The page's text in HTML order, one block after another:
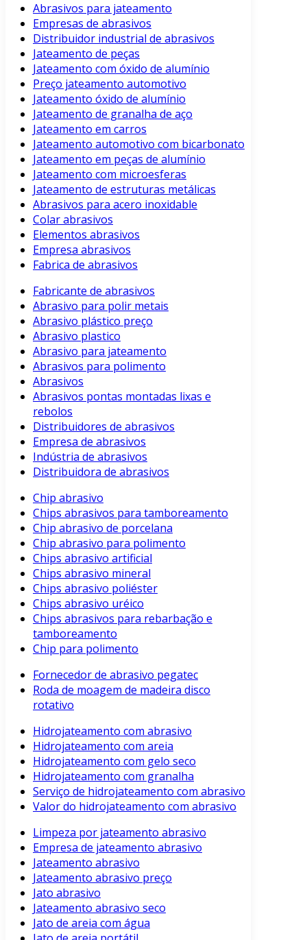
Abrasivos para jateamento
Empresas de abrasivos
Distribuidor industrial de abrasivos
Jateamento de peças
Jateamento com óxido de alumínio
Preço jateamento automotivo
Jateamento óxido de alumínio
Jateamento de granalha de aço
Jateamento em carros
Jateamento automotivo com bicarbonato
Jateamento em peças de alumínio
Jateamento com microesferas
Jateamento de estruturas metálicas
Abrasivos para acero inoxidable
Colar abrasivos
Elementos abrasivos
Empresa abrasivos
Fabrica de abrasivos
Fabricante de abrasivos
Abrasivo para polir metais
Abrasivo plástico preço
Abrasivo plastico
Abrasivo para jateamento
Abrasivos para polimento
Abrasivos
Abrasivos pontas montadas lixas e
rebolos
Distribuidores de abrasivos
Empresa de abrasivos
Indústria de abrasivos
Distribuidora de abrasivos
Chip abrasivo
Chips abrasivos para tamboreamento
Chip abrasivo de porcelana
Chip abrasivo para polimento
Chips abrasivo artificial
Chips abrasivo mineral
Chips abrasivo poliéster
Chips abrasivo uréico
Chips abrasivos para rebarbação e
tamboreamento
Chip para polimento
Fornecedor de abrasivo pegatec
Roda de moagem de madeira disco
rotativo
Hidrojateamento com abrasivo
Hidrojateamento com areia
Hidrojateamento com gelo seco
Hidrojateamento com granalha
Serviço de hidrojateamento com abrasivo
Valor do hidrojateamento com abrasivo
Limpeza por jateamento abrasivo
Empresa de jateamento abrasivo
Jateamento abrasivo
Jateamento abrasivo preço
Jato abrasivo
Jateamento abrasivo seco
Jato de areia com água